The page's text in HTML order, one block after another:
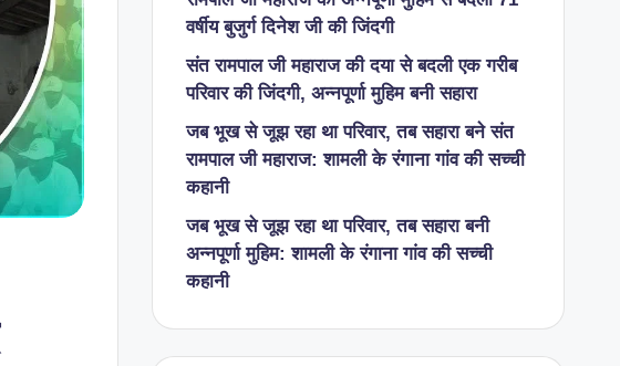
वर्षीय बुजुर्ग दिनेश जी की जिंदगी
संत रामपाल जी महाराज की दया से बदली एक गरीब
परिवार की जिंदगी, अन्नपूर्णा मुहिम बनी सहारा
जब भूख से जूझ रहा था परिवार, तब सहारा बने संत
रामपाल जी महाराज: शामली के रंगाना गांव की सच्ची
कहानी
जब भूख से जूझ रहा था परिवार, तब सहारा बनी
अन्नपूर्णा मुहिम: शामली के रंगाना गांव की सच्ची
कहानी